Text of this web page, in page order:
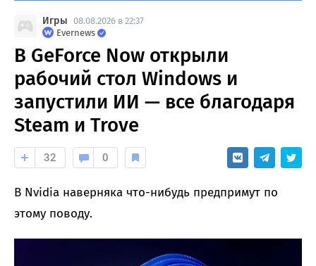
Игры 08.08.2026 в 22:37
Evernews
В GeForce Now открыли
рабочий стол Windows и
запустили ИИ — все благодаря
Steam и Trove
32 0
В Nvidia наверняка что-нибудь предпримут по
этому поводу.